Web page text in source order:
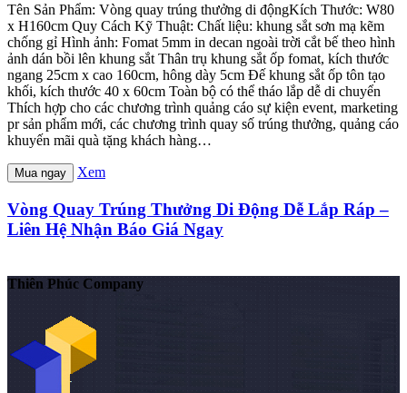
Tên Sản Phẩm: Vòng quay trúng thưởng di độngKích Thước: W80
x H160cm Quy Cách Kỹ Thuật: Chất liệu: khung sắt sơn mạ kẽm
chống gỉ Hình ảnh: Fomat 5mm in decan ngoài trời cắt bế theo hình
ảnh dán bồi lên khung sắt Thân trụ khung sắt ốp fomat, kích thước
ngang 25cm x cao 160cm, hông dày 5cm Đế khung sắt ốp tôn tạo
khối, kích thước 40 x 60cm Toàn bộ có thể tháo lắp dễ di chuyển
Thích hợp cho các chương trình quảng cáo sự kiện event, marketing
pr sản phẩm mới, các chương trình quay số trúng thưởng, quảng cáo
khuyến mãi quà tặng khách hàng…
Mua ngay Xem
Vòng Quay Trúng Thưởng Di Động Dễ Lắp Ráp –
Liên Hệ Nhận Báo Giá Ngay
Thiên Phúc Company